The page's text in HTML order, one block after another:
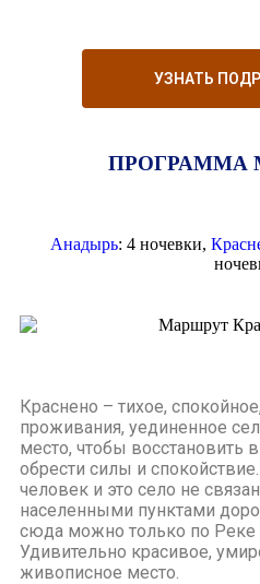
УЗНАТЬ
ПРОГРАММА
Анадырь: 4 ночевки,
Краснено – тихое,
проживания, уединенное
место, чтобы
обрести силы и
человек и это село не
населенными пунктами
сюда можно только по Реке
Удивительно красивое,
живописное место.